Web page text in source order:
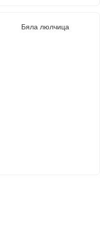
Бяла люлчица